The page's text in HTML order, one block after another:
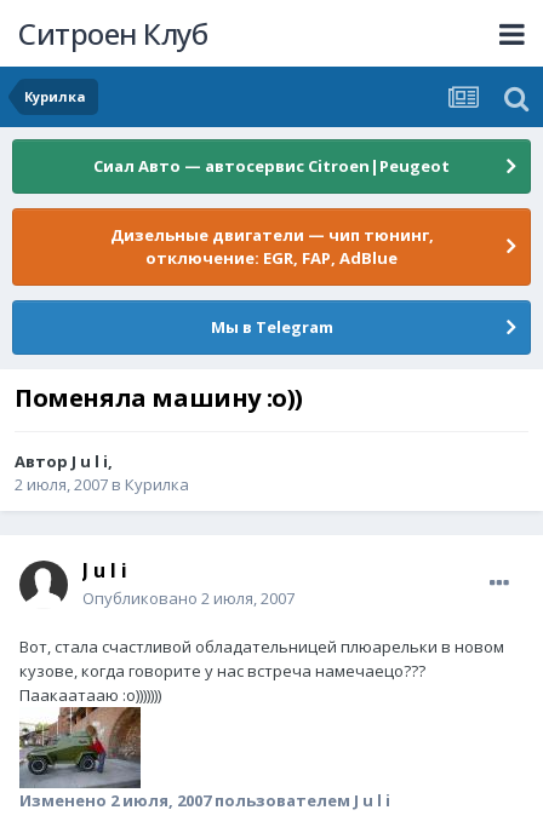
Ситроен Клуб
Курилка
Сиал Авто — автосервис Citroen|Peugeot
Дизельные двигатели — чип тюнинг,
отключение: EGR, FAP, AdBlue
Мы в Telegram
Поменяла машину :о))
Автор J u l i,
2 июля, 2007 в Курилка
J u l i
Опубликовано 2 июля, 2007
Вот, стала счастливой обладательницей плюарельки в новом
кузове, когда говорите у нас встреча намечаецо???
Паакаатааю :о)))))))
Изменено 2 июля, 2007пользователем J u l i